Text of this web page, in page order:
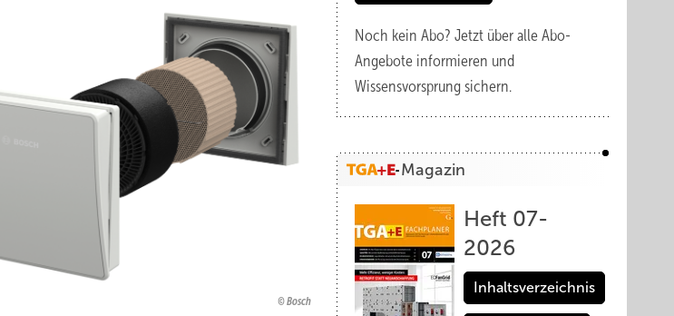
Bosch
Noch kein Abo? Jetzt über alle Abo-
Angebote informieren und
Wissensvorsprung sichern.
Magazin
Heft 07-
2026
Inhaltsverzeichnis